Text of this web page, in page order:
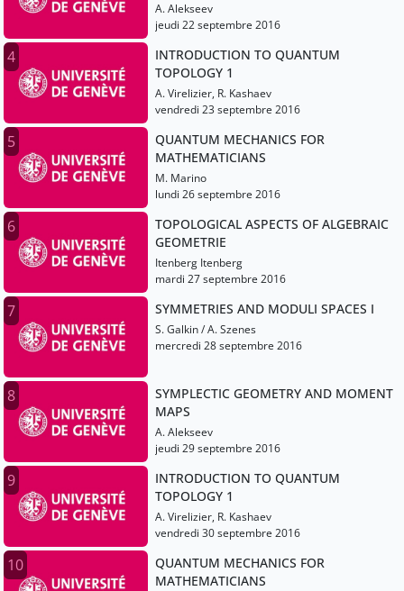
A. Alekseev
jeudi 22 septembre 2016
4
INTRODUCTION TO QUANTUM
TOPOLOGY 1
A. Virelizier, R. Kashaev
vendredi 23 septembre 2016
5
QUANTUM MECHANICS FOR
MATHEMATICIANS
M. Marino
lundi 26 septembre 2016
6
TOPOLOGICAL ASPECTS OF ALGEBRAIC
GEOMETRIE
Itenberg Itenberg
mardi 27 septembre 2016
7 SYMMETRIES AND MODULI SPACES I
S. Galkin / A. Szenes
mercredi 28 septembre 2016
8
SYMPLECTIC GEOMETRY AND MOMENT
MAPS
A. Alekseev
jeudi 29 septembre 2016
9
INTRODUCTION TO QUANTUM
TOPOLOGY 1
A. Virelizier, R. Kashaev
vendredi 30 septembre 2016
10
QUANTUM MECHANICS FOR
MATHEMATICIANS